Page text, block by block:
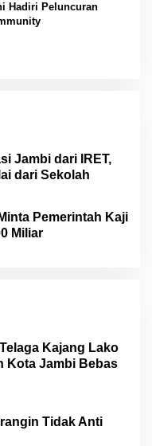
Hadiri Peluncuran
Jambi dari IRET,
dari Sekolah
Pemerintah Kaji
Miliar
Kajang Lako
Kota Jambi Bebas
Tidak Anti